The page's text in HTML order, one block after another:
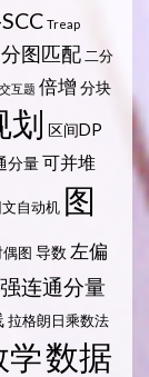
Treap
图匹配 二分
交互题 倍增 分块
划 区间DP
分量可并堆
文自动机 图
偶图 导数 左偏
强连通分量
拉格朗日乘数法
学数据